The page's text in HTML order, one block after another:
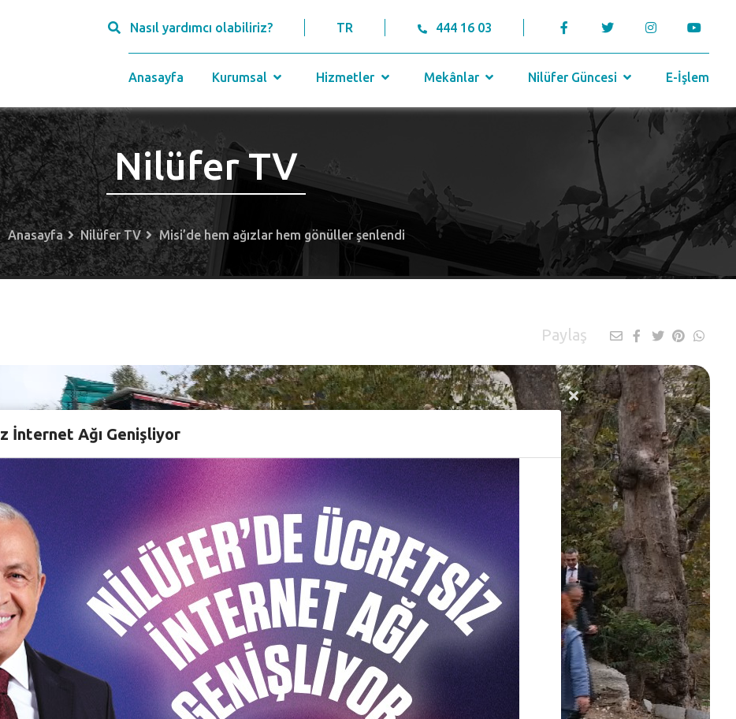
Nasıl yardımcı olabiliriz? TR 444 16 03
Anasayfa Kurumsal Hizmetler Mekânlar Nilüfer Güncesi E-İşlem
Nilüfer TV
Anasayfa Nilüfer TV Misi’de hem ağızlar hem gönüller şenlendi
Paylaş
İnternet Ağı Genişliyor